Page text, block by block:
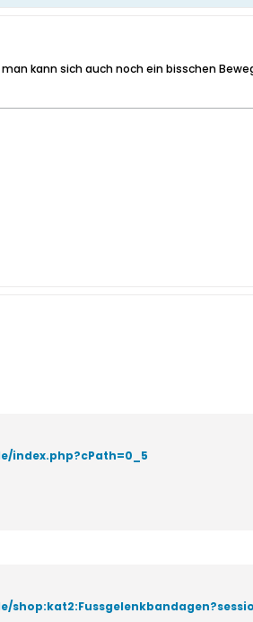
kann sich auch noch ein bisschen
index.php?cPath=0_5